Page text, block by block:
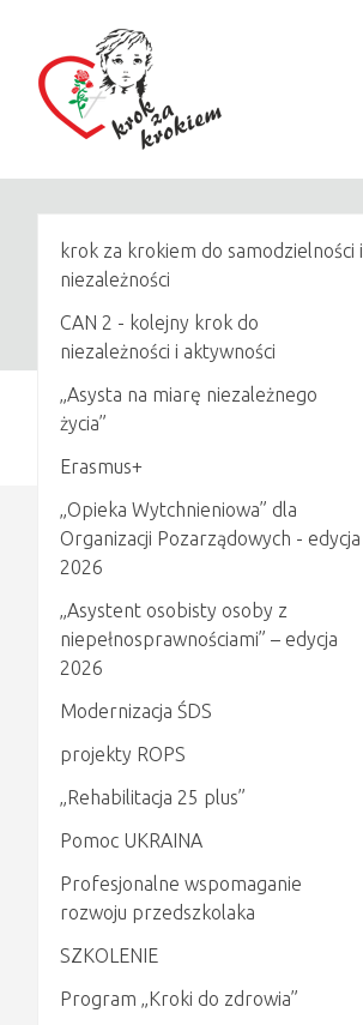
krok za krokiem do samodzielności i
niezależności
CAN 2 - kolejny krok do
niezależności i aktywności
„Asysta na miarę niezależnego
życia”
Erasmus+
„Opieka Wytchnieniowa” dla
Organizacji Pozarządowych - edycja
2026
„Asystent osobisty osoby z
niepełnosprawnościami” – edycja
2026
Modernizacja ŚDS
projekty ROPS
„Rehabilitacja 25 plus”
Pomoc UKRAINA
Profesjonalne wspomaganie
rozwoju przedszkolaka
SZKOLENIE
Program „Kroki do zdrowia”